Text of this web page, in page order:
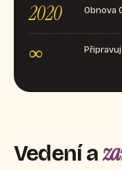
2020 Obnova
∞
Vedení a